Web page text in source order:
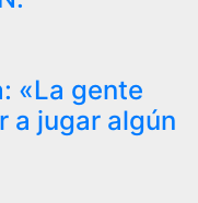
«La gente
a jugar algún